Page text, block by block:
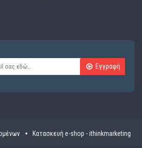
Εγγραφή
Κατασκευή e-shop - ithinkmarketing